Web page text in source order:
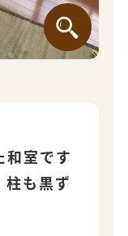
和室です
柱も黒ず